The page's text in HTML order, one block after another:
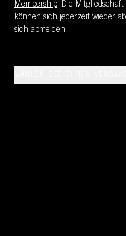
Membership. Die Mitgliedschaft
können sich jederzeit wieder
sich abmelden.